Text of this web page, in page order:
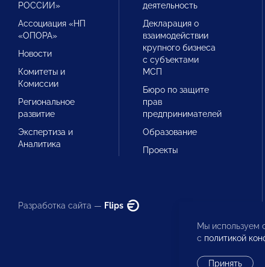
РОССИИ»
Ассоциация «НП
«ОПОРА»
Новости
Комитеты и
Комиссии
Региональное
развитие
Экспертиза и
Аналитика
деятельность
Декларация о
взаимодействии
крупного бизнеса
с субъектами
МСП
Бюро по защите
прав
предпринимателей
Образование
Проекты
Разработка сайта — Flips
Мы используем
с политикой
Принять